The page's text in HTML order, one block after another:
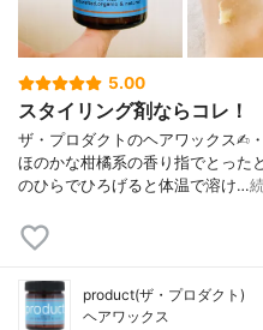
5.00
スタイリング剤ならコレ！
ザ・プロダクトのヘアワックス✍︎
ほのかな柑橘系の香り指でとった
のひらでひろげると体温で溶け…
product(ザ・プロダクト)
ヘアワックス